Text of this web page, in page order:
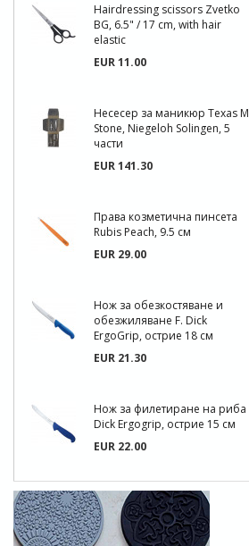
Hairdressing scissors Zvetko
BG, 6.5" / 17 cm, with hair
elastic
EUR 11.00
Несесер за маникюр Texas M
Stone, Niegeloh Solingen, 5
части
EUR 141.30
Права козметична пинсета
Rubis Peach, 9.5 см
EUR 29.00
Нож за обезкостяване и
обезжиляване F. Dick
ErgoGrip, острие 18 см
EUR 21.30
Нож за филетиране на риба
Dick Ergogrip, острие 15 см
EUR 22.00